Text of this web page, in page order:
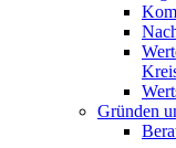
Gründen